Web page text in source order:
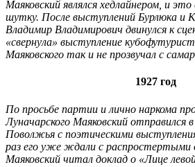
Маяковский являлся хедлайнером, и
шутку. После выступлений Бурлюка и
Владимир Владимирович двинулся к
«свернула» выступление
Маяковского так и не прозвучал с
1927 год
По просьбе партии и лично наркома
Луначарского Маяковский отправился
Поволжья с поэтическими
раз его уже ждали с распростертыми
Маяковский читал доклад о «Лице